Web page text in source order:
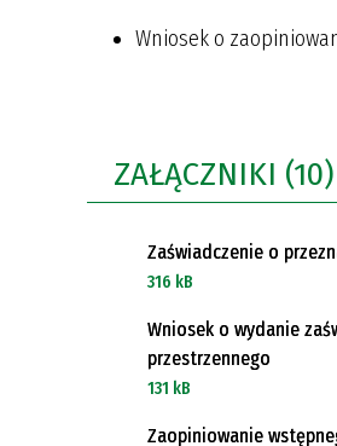
Wniosek o
ZAŁĄCZNIKI (10)
Zaświadczenie o
316 kB
Wniosek o wydanie
przestrzennego
131 kB
Zaopiniowanie